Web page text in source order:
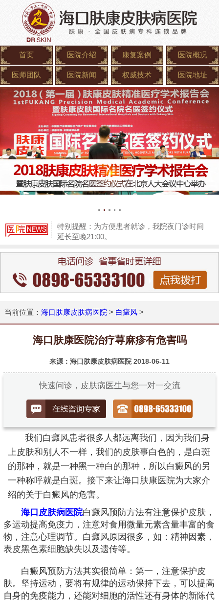
首页 医院介绍 康复案例 医院概况
医师团队 医院新闻 权威技术 医院地址
特别提醒：为方便患者就诊，我院夜门诊时间
延长至晚21:00。
当前位置： 海口肤康皮肤病医院 > 白癜风>
海口肤康医院治疗荨麻疹有危害吗
来源：海口肤康皮肤病医院 2018-06-11
快速问诊，皮肤病医生与您一对一交流
我们白癜风患者很多人都远离我们，因为我们身
上皮肤和别人不一样，我们的皮肤事白色的，是白斑
的那种，就是一种黑一种白的那种，所以白癜风的另
一种称呼就是白斑。接下来让海口肤康医院为大家介
绍的关于白癜风的危害。
海口皮肤病医院白癜风预防方法有注意保护皮肤，
多运动提高免疫力，注意对食用微量元素含量丰富的食
物，注意心理调节。白癜风原因很多，如：精神因素，
表皮黑色素细胞缺失以及遗传等。
白癜风预防方法其实很简单：第一，注意保护皮
肤。坚持运动，要将有规律的运动保持下去，可以提高
自身的免疫能力，还能对细胞的活性还有身体的新陈代